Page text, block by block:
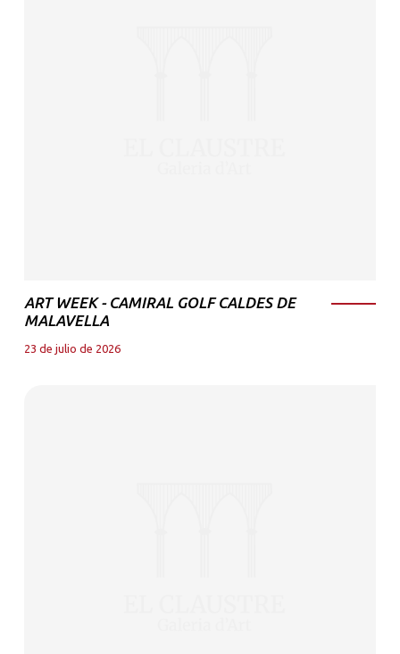
ART WEEK - CAMIRAL GOLF CALDES DE
MALAVELLA
23 de julio de 2026